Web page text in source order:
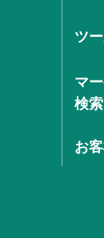
ツ
マ
検
お